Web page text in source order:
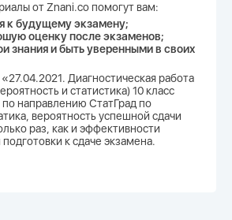
от Znani.co помогут вам:
к будущему экзамену;
оценку после экзаменов;
знания и быть уверенными в своих
Диагностическая работа
и статистика) 10 класс
направлению СтатГрад по
вероятность успешной сдачи
раз, как и эффективности
к сдаче экзамена.